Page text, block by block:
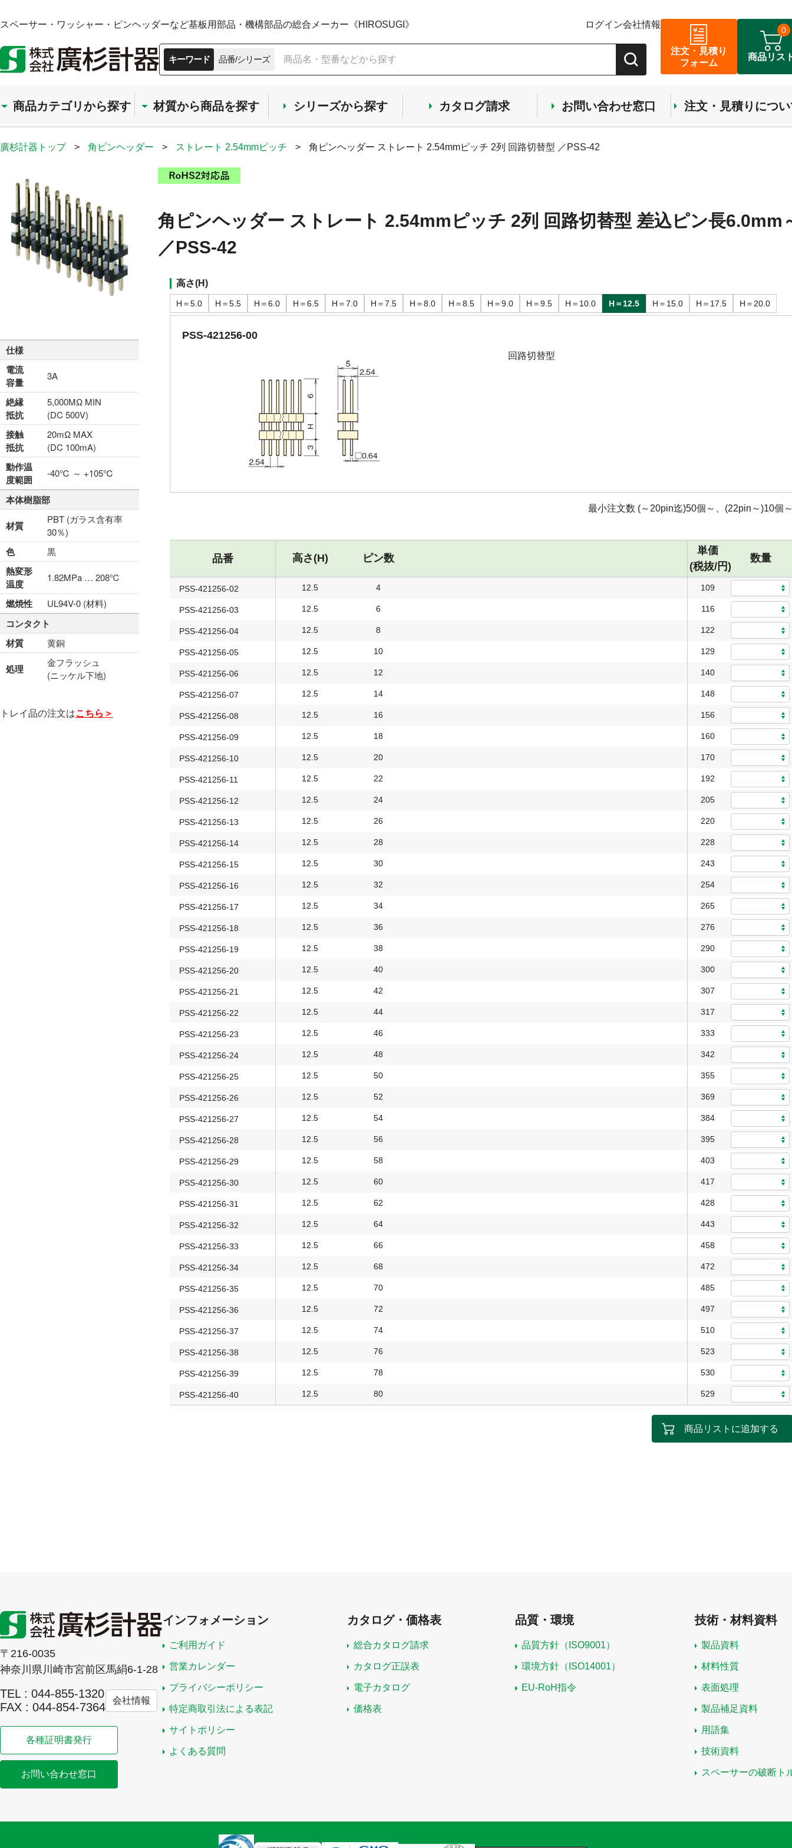
スペーサー・ワッシャー・ピンヘッダーなど基板用部品・機構部品の総合メーカー《HIROSUGI》 ログイン会社情報
キーワード 品番/シリーズ
注文・見積り
フォーム
商品リス
0
商品カテゴリから探す 材質から商品を探す シリーズから探す カタログ請求 お問い合わせ窓口 注文・見積りにつ
廣杉計器トップ > 角ピンヘッダー > ストレート 2.54mmピッチ > 角ピンヘッダー ストレート 2.54mmピッチ 2列 回路切替型 ／PSS-42
仕様
電流
容量
3A
絶縁
抵抗
5,000MΩ MIN
(DC 500V)
接触
抵抗
20mΩ MAX
(DC 100mA)
動作温
度範囲
-40℃ ～ +105℃
本体樹脂部
材質
PBT (ガラス含有率
30％)
色 黒
熱変形
温度
1.82MPa … 208℃
燃焼性 UL94V-0 (材料)
コンタクト
材質
黄銅
処理
金フラッシュ
(ニッケル下地)
トレイ品の注文はこちら＞
角ピンヘッダー ストレート 2.54mmピッチ 2列 回路切替型 差込ピン長6.0mm
／PSS-42
高さ(H)
H＝5.0 H＝5.5 H＝6.0 H＝6.5 H＝7.0 H＝7.5 H＝8.0 H＝8.5 H＝9.0 H＝9.5 H＝10.0 H＝12.5 H＝15.0 H＝17.5 H＝20.0
PSS-421256-00
回路切替型
最小注文数 (～20pin迄)50個～、(22pin～)10個
品番 高さ(H) ピン数
単価
(税抜/円)
数量
PSS-421256-02 12.5 4 109
PSS-421256-03 12.5 6 116
PSS-421256-04 12.5 8 122
PSS-421256-05 12.5 10 129
PSS-421256-06 12.5 12 140
PSS-421256-07 12.5 14 148
PSS-421256-08 12.5 16 156
PSS-421256-09 12.5 18 160
PSS-421256-10 12.5 20 170
PSS-421256-11 12.5 22 192
PSS-421256-12 12.5 24 205
PSS-421256-13 12.5 26 220
PSS-421256-14 12.5 28 228
PSS-421256-15 12.5 30 243
PSS-421256-16 12.5 32 254
PSS-421256-17 12.5 34 265
PSS-421256-18 12.5 36 276
PSS-421256-19 12.5 38 290
PSS-421256-20 12.5 40 300
PSS-421256-21 12.5 42 307
PSS-421256-22 12.5 44 317
PSS-421256-23 12.5 46 333
PSS-421256-24 12.5 48 342
PSS-421256-25 12.5 50 355
PSS-421256-26 12.5 52 369
PSS-421256-27 12.5 54 384
PSS-421256-28 12.5 56 395
PSS-421256-29 12.5 58 403
PSS-421256-30 12.5 60 417
PSS-421256-31 12.5 62 428
PSS-421256-32 12.5 64 443
PSS-421256-33 12.5 66 458
PSS-421256-34 12.5 68 472
PSS-421256-35 12.5 70 485
PSS-421256-36 12.5 72 497
PSS-421256-37 12.5 74 510
PSS-421256-38 12.5 76 523
PSS-421256-39 12.5 78 530
PSS-421256-40 12.5 80 529
商品リストに追加する
〒216-0035
神奈川県川崎市宮前区馬絹6-1-28
TEL : 044-855-1320
FAX : 044-854-7364
会社情報
各種証明書発行
お問い合わせ窓口
インフォメーション
ご利用ガイド
営業カレンダー
プライバシーポリシー
特定商取引法による表記
サイトポリシー
よくある質問
カタログ・価格表
総合カタログ請求
カタログ正誤表
電子カタログ
価格表
品質・環境
品質方針（ISO9001）
環境方針（ISO14001）
EU-RoH指令
技術・材料資料
製品資料
材料性質
表面処理
製品補足資料
用語集
技術資料
スペーサーの破断ト